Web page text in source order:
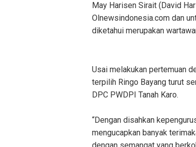
May Harisen Sirait (David
Olnewsindonesia.com dan
diketahui merupakan
Usai melakukan pertemuan
terpilih Ringo Bayang turut
DPC PWDPI Tanah Karo.
“Dengan disahkan
mengucapkan banyak